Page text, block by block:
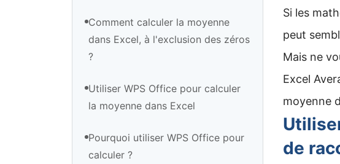
Comment calculer la moyenne
dans Excel, à l'exclusion des zéros
?
Utiliser WPS Office pour calculer
la moyenne dans Excel
Pourquoi utiliser WPS Office pour
calculer ?
Si les
peut
Mais ne
Excel
moyenne
de